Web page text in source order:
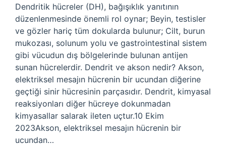
Dendritik hücreler (DH), bağışıklık yanıtının
düzenlenmesinde önemli rol oynar; Beyin, testisler
ve gözler hariç tüm dokularda bulunur; Cilt, burun
mukozası, solunum yolu ve gastrointestinal sistem
gibi vücudun dış bölgelerinde bulunan antijen
sunan hücrelerdir. Dendrit ve akson nedir? Akson,
elektriksel mesajın hücrenin bir ucundan diğerine
geçtiği sinir hücresinin parçasıdır. Dendrit, kimyasal
reaksiyonları diğer hücreye dokunmadan
kimyasallar salarak ileten uçtur.10 Ekim
2023Akson, elektriksel mesajın hücrenin bir
ucundan…